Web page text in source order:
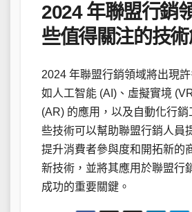
2024 年聯盟行銷
些值得關注的技術
2024 年聯盟行銷領域將出現
如人工智能 (AI)、虛擬實境
(AR) 的應用，以及自動化行
些技術可以幫助聯盟行銷人員
提升消費者參與度和開拓新的
新技術，並將其應用於聯盟行
成功的重要關鍵。